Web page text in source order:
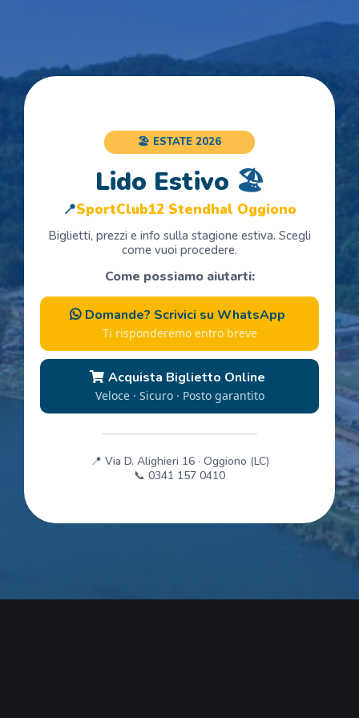
🏖️ ESTATE 2026
Lido Estivo 🏖️
📍SportClub12 Stendhal Oggiono
Biglietti, prezzi e info sulla stagione estiva. Scegli
come vuoi procedere.
Come possiamo aiutarti:
Domande? Scrivici su WhatsApp
Ti risponderemo entro breve
Acquista Biglietto Online
Veloce · Sicuro · Posto garantito
📍 Via D. Alighieri 16 · Oggiono (LC)
📞 0341 157 0410